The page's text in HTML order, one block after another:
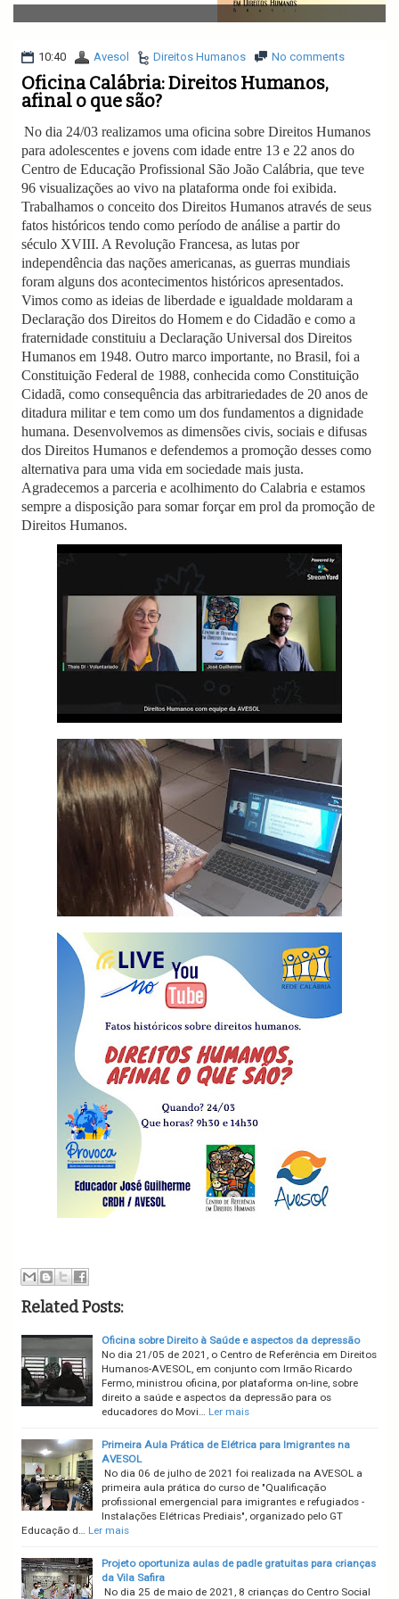
v
i
a
i
10:40 Avesol Direitos Humanos No comments
Oficina Calábria: Direitos Humanos,
afinal o que são?
No dia 24/03 realizamos uma oficina sobre Direitos Humanos
para adolescentes e jovens com idade entre 13 e 22 anos do
Centro de Educação Profissional São João Calábria, que teve
96 visualizações ao vivo na plataforma onde foi exibida.
Trabalhamos o conceito dos Direitos Humanos através de seus
fatos históricos tendo como período de análise a partir do
século XVIII. A Revolução Francesa, as lutas por
independência das nações americanas, as guerras mundiais
foram alguns dos acontecimentos históricos apresentados.
Vimos como as ideias de liberdade e igualdade moldaram a
Declaração dos Direitos do Homem e do Cidadão e como a
fraternidade constituiu a Declaração Universal dos Direitos
Humanos em 1948. Outro marco importante, no Brasil, foi a
Constituição Federal de 1988, conhecida como Constituição
Cidadã, como consequência das arbitrariedades de 20 anos de
ditadura militar e tem como um dos fundamentos a dignidade
humana. Desenvolvemos as dimensões civis, sociais e difusas
dos Direitos Humanos e defendemos a promoção desses como
alternativa para uma vida em sociedade mais justa.
Agradecemos a parceria e acolhimento do Calabria e estamos
sempre a disposição para somar forçar em prol da promoção de
Direitos Humanos.
Related Posts:
Oficina sobre Direito à Saúde e aspectos da depressão
No dia 21/05 de 2021, o Centro de Referência em Direitos
Humanos-AVESOL, em conjunto com Irmão Ricardo
Fermo, ministrou oficina, por plataforma on-line, sobre
direito a saúde e aspectos da depressão para os
educadores do Movi… Ler mais
Primeira Aula Prática de Elétrica para Imigrantes na
AVESOL
No dia 06 de julho de 2021 foi realizada na AVESOL a
primeira aula prática do curso de "Qualificação
profissional emergencial para imigrantes e refugiados -
Instalações Elétricas Prediais", organizado pelo GT
Educação d… Ler mais
Projeto oportuniza aulas de padle gratuitas para crianças
da Vila Safira
No dia 25 de maio de 2021, 8 crianças do Centro Social